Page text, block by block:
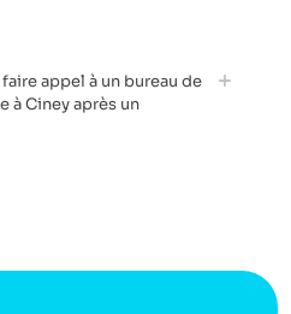
appel à un bureau de
Ciney après un